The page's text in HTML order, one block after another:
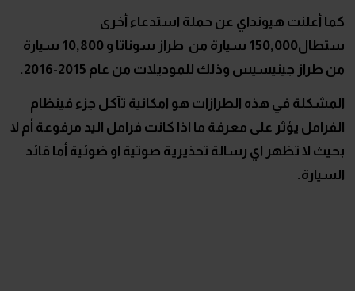
كما أعلنت هيونداي عن حملة استدعاء أخرى
ستطال150,000 سيارة من طراز سوناتا و 10,800 سيارة
من طراز جينيسيس وذلك للموديلات من عام 2015-2016.
المشكلة في هذه الطرازات هو امكانية تآكل جزء فينظام
الفرامل يؤثر على معرفة ما اذا كانت فرامل اليد مرفوعة أم لا
بحيث لا تظهر اي رسالة تحذيرية صوتية او ضوئية أما قائد
السيارة.